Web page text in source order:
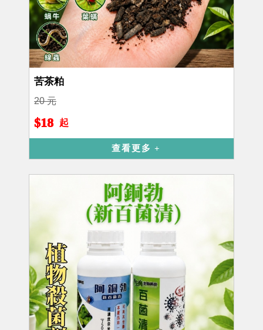
苦茶粕
20 元
$18 起
查看更多